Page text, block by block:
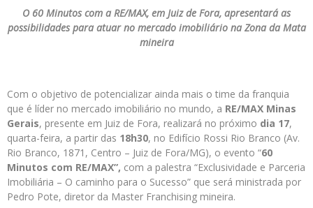
O 60 Minutos com a RE/MAX, em Juiz de Fora, apresentará as
possibilidades para atuar no mercado imobiliário na Zona da Mata
mineira
Com o objetivo de potencializar ainda mais o time da franquia
que é líder no mercado imobiliário no mundo, a RE/MAX Minas
Gerais, presente em Juiz de Fora, realizará no próximo dia 17,
quarta-feira, a partir das 18h30, no Edifício Rossi Rio Branco (Av.
Rio Branco, 1871, Centro – Juiz de Fora/MG), o evento “60
Minutos com RE/MAX”, com a palestra “Exclusividade e Parceria
Imobiliária – O caminho para o Sucesso” que será ministrada por
Pedro Pote, diretor da Master Franchising mineira.